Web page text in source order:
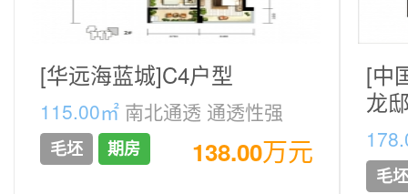
[华远海蓝城]C4户型
115.00㎡ 南北通透 通透性强
毛坯 期房 138.00万元
[中
龙
正毛坯